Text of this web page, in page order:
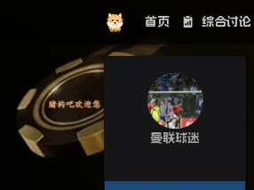
首页 综合讨论
曼联球迷